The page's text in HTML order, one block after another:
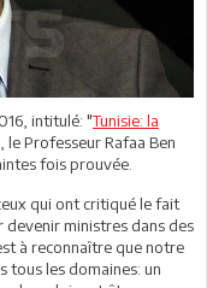
intitulé: "Tunisie: la
le Professeur Rafaa Ben
fois prouvée.
qui ont critiqué le fait
devenir ministres dans des
à reconnaître que notre
tous les domaines: un